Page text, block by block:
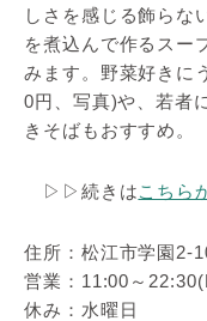
しさを感じる飾らな
を煮込んで作るスー
みます。野菜好きに
0円、写真)や、若者
きそばもおすすめ。
▷▷続きはこちら
住所：松江市学園
営業：11:00～
休み：水曜日